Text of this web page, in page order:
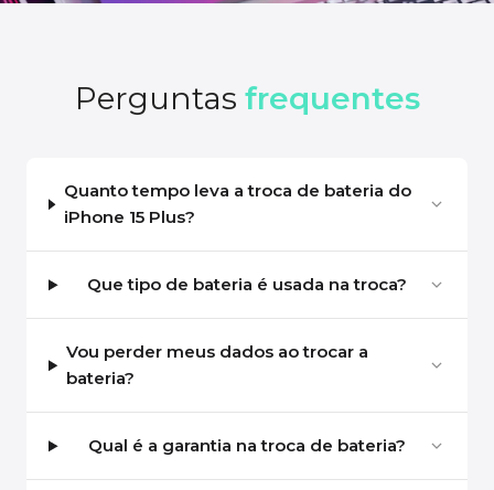
Perguntas frequentes
Quanto tempo leva a troca de bateria do
iPhone 15 Plus?
Que tipo de bateria é usada na troca?
Vou perder meus dados ao trocar a
bateria?
Qual é a garantia na troca de bateria?